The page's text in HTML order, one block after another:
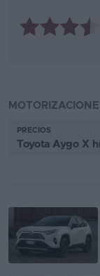
PRECIOS
Toyota Aygo X